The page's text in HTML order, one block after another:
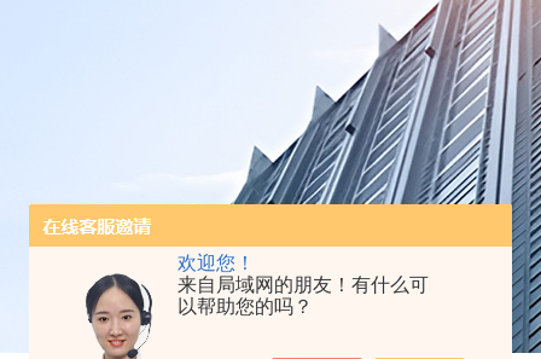
欢迎您！
来自局域网的朋友！有什么可
以帮助您的吗？